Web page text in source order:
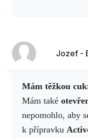
Jozef -
Mám těžkou
Mám také
nepomohlo, aby
k přípravku